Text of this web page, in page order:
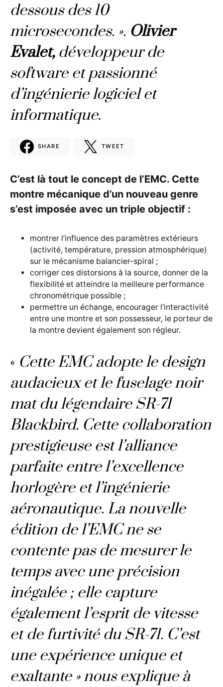
dessous des 10
microsecondes. ». Olivier
Evalet, développeur de
software et passionné
d’ingénierie logiciel et
informatique.
SHARE TWEET
C’est là tout le concept de l’EMC. Cette
montre mécanique d’un nouveau genre
s’est imposée avec un triple objectif :
montrer l’influence des paramètres extérieurs
(activité, température, pression atmosphérique)
sur le mécanisme balancier-spiral ;
corriger ces distorsions à la source, donner de la
flexibilité et atteindre la meilleure performance
chronométrique possible ;
permettre un échange, encourager l’interactivité
entre une montre et son possesseur, le porteur de
la montre devient également son régleur.
« Cette EMC adopte le design
audacieux et le fuselage noir
mat du légendaire SR-71
Blackbird. Cette collaboration
prestigieuse est l’alliance
parfaite entre l’excellence
horlogère et l’ingénierie
aéronautique. La nouvelle
édition de l’EMC ne se
contente pas de mesurer le
temps avec une précision
inégalée ; elle capture
également l’esprit de vitesse
et de furtivité du SR-71. C’est
une expérience unique et
exaltante » nous explique à